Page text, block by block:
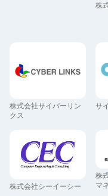
株
株式会社サイバーリン
クス
サ
株式会社シーイーシー
株
マ